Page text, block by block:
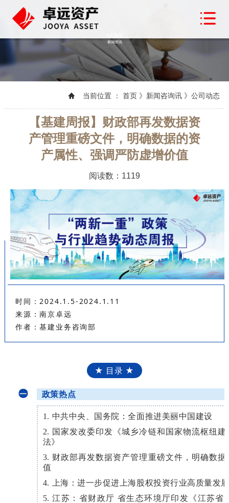
当前位置 ： 首页 》新闻咨询讯 》公司动态
【基建周报】财政部再发数据资
产管理重磅文件，明确数据的资
产属性、强调严防虚增价值
阅读数：1119
时间：2024.1.5-2024.1.11
来源：南京卓远
作者：基建业务咨询部
★ 目录 ★
一 政策热点
1. 中共中央、国务院：全面推进美丽中国建设
2. 国家发改委印发《城乡冷链和国家物流枢纽
法》
3. 财政部再发数据资产管理重磅文件，明确数
值
4. 上海：进一步促进上海股权投资行业高质量发
5. 江苏：省财政厅 省生态环境厅印发《江苏省